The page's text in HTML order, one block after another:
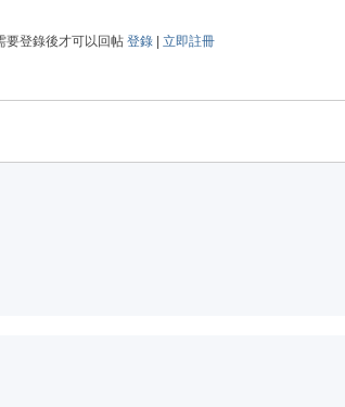
要登錄後才可以回帖 登錄| 立即註冊